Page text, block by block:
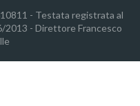
- Testata registrata al
2013 - Direttore Francesco